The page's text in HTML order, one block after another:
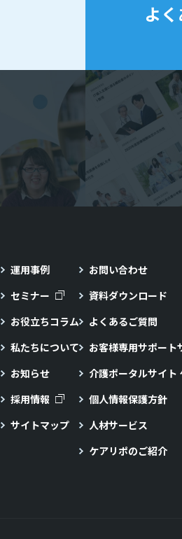
よ
運用事例
セミナー
お役立ちコラム
私たちについて
お知らせ
採用情報
サイトマップ
お問い合わせ
資料ダウンロード
よくあるご質問
お客様専用サポート
介護ポータルサイト
個人情報保護方針
人材サービス
ケアリポのご紹介